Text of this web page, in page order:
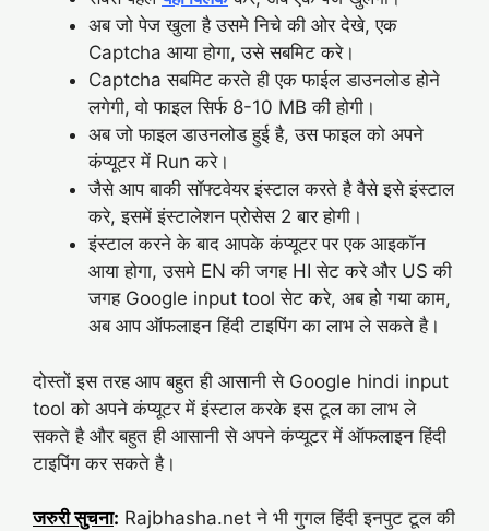
अब जो पेज खुला है उसमे निचे की ओर देखे, एक
Captcha आया होगा, उसे सबमिट करे।
Captcha सबमिट करते ही एक फाईल डाउनलोड होने
लगेगी, वो फाइल सिर्फ 8-10 MB की होगी।
अब जो फाइल डाउनलोड हुई है, उस फाइल को अपने
कंप्यूटर में Run करे।
जैसे आप बाकी सॉफ्टवेयर इंस्टाल करते है वैसे इसे इंस्टाल
करे, इसमें इंस्टालेशन प्रोसेस 2 बार होगी।
इंस्टाल करने के बाद आपके कंप्यूटर पर एक आइकॉन
आया होगा, उसमे EN की जगह HI सेट करे और US की
जगह Google input tool सेट करे, अब हो गया काम,
अब आप ऑफलाइन हिंदी टाइपिंग का लाभ ले सकते है।
दोस्तों इस तरह आप बहुत ही आसानी से Google hindi input
tool को अपने कंप्यूटर में इंस्टाल करके इस टूल का लाभ ले
सकते है और बहुत ही आसानी से अपने कंप्यूटर में ऑफलाइन हिंदी
टाइपिंग कर सकते है।
जरुरी सुचना: Rajbhasha.net ने भी गुगल हिंदी इनपुट टूल की